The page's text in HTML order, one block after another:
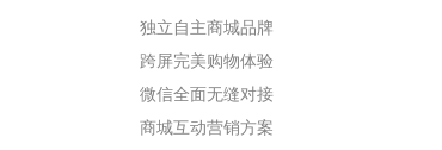
独立自主商城品牌
跨屏完美购物体验
微信全面无缝对接
商城互动营销方案